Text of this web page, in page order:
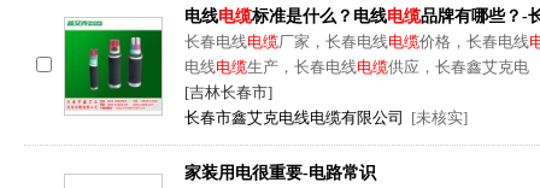
电线电缆标准是什么？电线电缆品牌有哪些？-
长春电线电缆厂家，长春电线电缆价格，长春电线
电线电缆生产，长春电线电缆供应，长春鑫艾克电
[吉林长春市]
长春市鑫艾克电线电缆有限公司
[未核实]
家装用电很重要-电路常识